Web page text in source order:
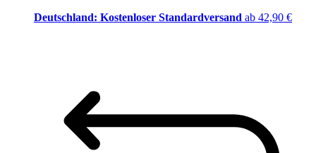
Deutschland: Kostenloser Standardversand ab 42,90 €